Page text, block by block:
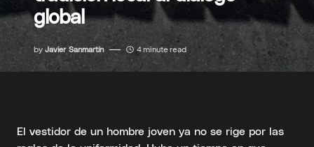
global
by Javier Sanmartín 4 minute read
El vestidor de un hombre joven ya no se rige por las